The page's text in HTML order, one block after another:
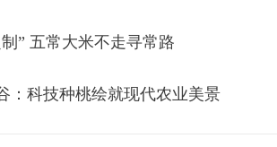
” 五常大米不走寻常路
：科技种桃绘就现代农业美景